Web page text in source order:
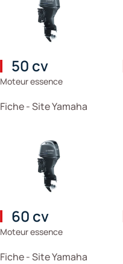
50 cv
Moteur essence
Fiche - Site Yamaha
60 cv
Moteur essence
Fiche - Site Yamaha